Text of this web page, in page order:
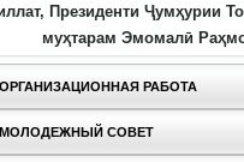
Президенти Ҷумҳурии
муҳтарам Эмомалӣ
ОРГАНИЗАЦИОННАЯ РАБОТА
МОЛОДЕЖНЫЙ СОВЕТ